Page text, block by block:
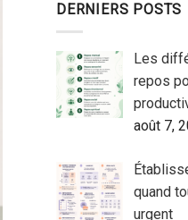
DERNIERS POSTS
Les
repos
août 7,
quand
urgent